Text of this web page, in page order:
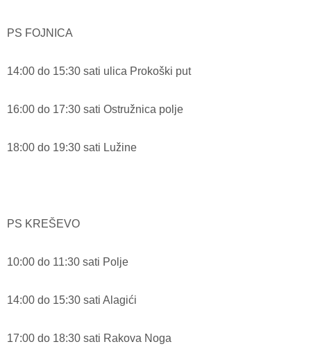
PS FOJNICA
14:00 do 15:30 sati ulica Prokoški put
16:00 do 17:30 sati Ostružnica polje
18:00 do 19:30 sati Lužine
PS KREŠEVO
10:00 do 11:30 sati Polje
14:00 do 15:30 sati Alagići
17:00 do 18:30 sati Rakova Noga